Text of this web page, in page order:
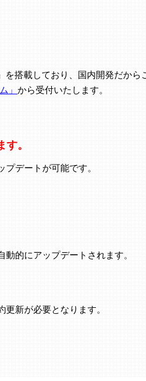
搭載しており、国内開発だか
」 から受付いたします。
。
デートが可能です。
的にアップデートされます。
新が必要となります。